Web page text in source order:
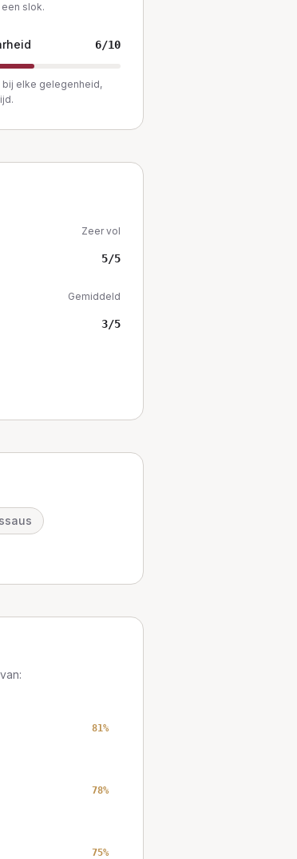
slok.
6/10
elke gelegenheid,
Zeer vol
5/5
Gemiddeld
3/5
81%
78%
75%